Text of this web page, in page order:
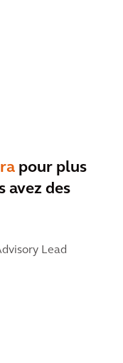
pour plus
avez des
Lead